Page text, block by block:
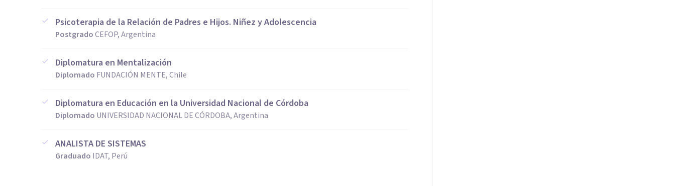
Psicoterapia de la Relación de Padres e Hijos. Niñez y Adolescencia
PostgradoCEFOP, Argentina
Diplomatura en Mentalización
Diplomado FUNDACIÓN MENTE, Chile
Diplomatura en Educación en la Universidad Nacional de Córdoba
Diplomado UNIVERSIDAD NACIONAL DE CÓRDOBA, Argentina
ANALISTA DE SISTEMAS
Graduado IDAT, Perú